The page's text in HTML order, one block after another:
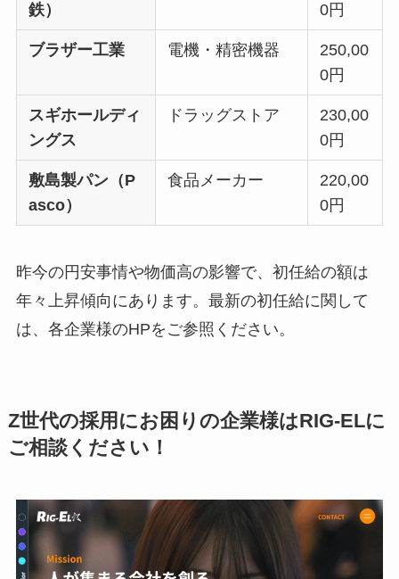
鉄）
0円
ブラザー工業 電機・精密機器
250,00
0円
スギホールディ
ングス
ドラッグストア
230,00
0円
敷島製パン（P
asco）
食品メーカー
220,00
0円
昨今の円安事情や物価高の影響で、初任給の額は
年々上昇傾向にあります。最新の初任給に関して
は、各企業様のHPをご参照ください。
Z世代の採用にお困りの企業様はRIG-ELに
ご相談ください！